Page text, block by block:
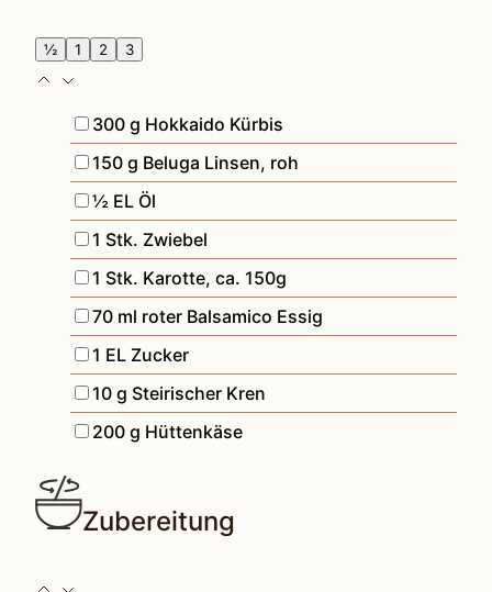
½ 1 2 3
▢
300 g Hokkaido Kürbis
▢
150 g Beluga Linsen, roh
▢
½ EL Öl
▢
1 Stk. Zwiebel
▢
1 Stk. Karotte,ca. 150g
▢
70 ml roter Balsamico Essig
▢
1 EL Zucker
▢
10 g Steirischer Kren
▢
200 g Hüttenkäse
Zubereitung